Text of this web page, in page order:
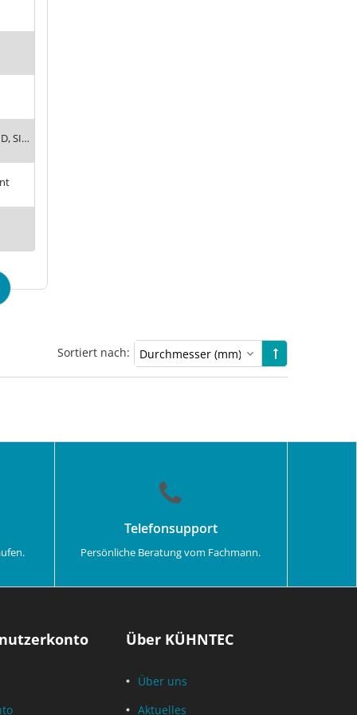
SI, SIAS, SID, SILE, SIT5
Sortiert nach:
Telefonsupport
Persönliche Beratung vom Fachmann.
Über KÜHNTEC
Über uns
Aktuelles